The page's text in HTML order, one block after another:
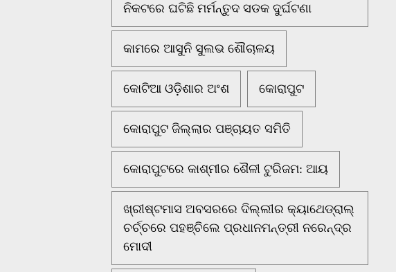
ନିକଟରେ ଘଟିଛି ମର୍ମନ୍ତୁଦ ସଡକ ଦୁର୍ଘଟଣା
କାମରେ ଆସୁନି ସୁଲଭ ଶୌଚାଳୟ
କୋଟିଆ ଓଡ଼ିଶାର ଅଂଶ କୋରାପୁଟ
କୋରାପୁଟ ଜିଲ୍ଲାର ପଞ୍ଚାୟତ ସମିତି
କୋରାପୁଟରେ କାଶ୍ମୀର ଶୈଳୀ ଟୁରିଜମ: ଆୟ
ଖ୍ରୀଷ୍ଟମାସ ଅବସରରେ ଦିଲ୍ଲୀର କ୍ୟାଥେଡ୍ରାଲ୍
ଚର୍ଚ୍ଚରେ ପହଞ୍ଚିଲେ ପ୍ରଧାନମନ୍ତ୍ରୀ ନରେନ୍ଦ୍ର
ମୋଦୀ